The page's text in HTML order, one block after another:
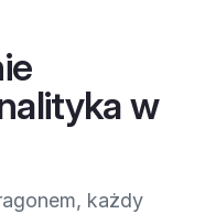
w
każdy